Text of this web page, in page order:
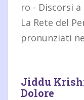
ro - Discorsi a
La Rete del
pronunziati
Jiddu
Dolore